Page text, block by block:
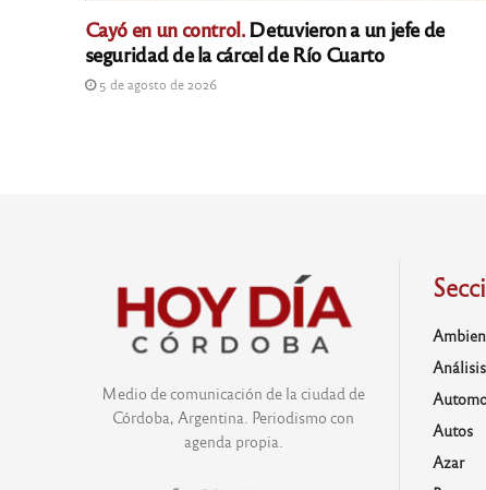
Cayó en un control.Detuvieron a un jefe de
seguridad de la cárcel de Río Cuarto
5 de agosto de 2026
Medio de comunicación de la ciudad de
Córdoba, Argentina. Periodismo con
agenda propia.
Análisis
Autos
Azar